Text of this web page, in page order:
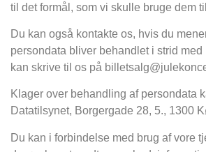
til det formål, som vi skulle bruge dem
Du kan også kontakte os, hvis du
persondata bliver behandlet i strid
kan skrive til os på
Klager over behandling af persondata
Datatilsynet, Borgergade 28, 5., 1300
Du kan i forbindelse med brug af vore